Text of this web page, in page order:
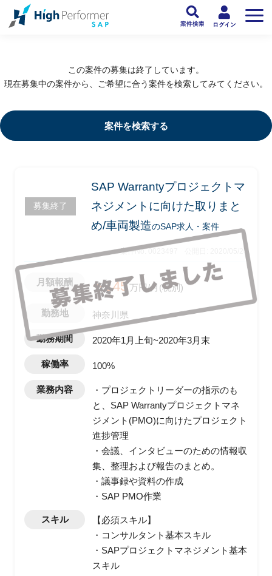
この案件の募集は終了しています。
現在募集中の案件から、ご希望に合う案件を検索してみてください。
案件を検索する
募集終了
SAP Warrantyプロジェクトマ
ネジメントに向けた取りまと
め/車両製造のSAP求人・案件
案件No. 0023497 公開日: 2020/05/20
月額報酬 〜145万円/月(税別)
勤務地 神奈川県
勤務期間 2020年1月上旬~2020年3月末
稼働率 100%
業務内容
・プロジェクトリーダーの指示のも
と、SAP Warrantyプロジェクトマネ
ジメント(PMO)に向けたプロジェクト
進捗管理
・会議、インタビューのための情報収
集、整理および報告のまとめ。
・議事録や資料の作成
・SAP PMO作業
スキル
【必須スキル】
・コンサルタント基本スキル
・SAPプロジェクトマネジメント基本
スキル